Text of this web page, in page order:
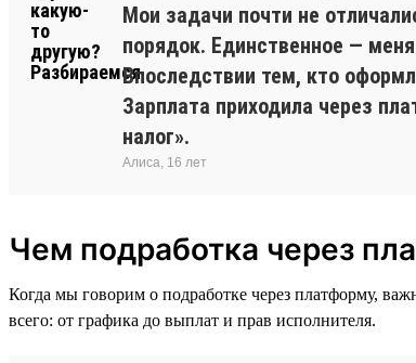
Мои задачи почти не
порядок. Единственное —
Впоследствии тем, кто
Зарплата приходила через
налог».
Алиса, 16 лет
Чем подработка через
Когда мы говорим о подработке через платформу,
всего: от графика до выплат и прав исполнителя.